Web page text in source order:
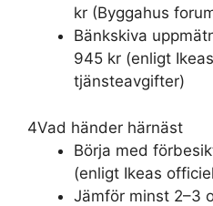
kr (Byggahus
Bänkskiva
945 kr (enligt
tjänsteavgifter)
4Vad händer härnäst
Börja med
(enligt Ikeas
Jämför minst 2–3